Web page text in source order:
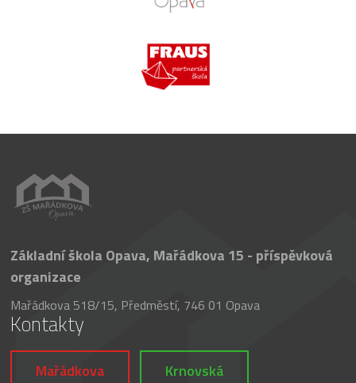
Základní škola Opava, Mařádkova 15 - příspěvková
organizace
Mařádkova 518/15, Předměstí, 746 01 Opava
Kontakty
Mařádkova Krnovská